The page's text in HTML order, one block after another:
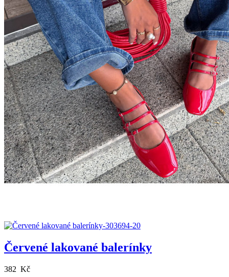
Červené lakované balerínky
382 Kč